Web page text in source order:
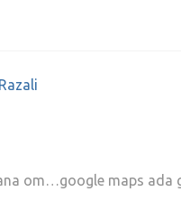
om…google maps ada